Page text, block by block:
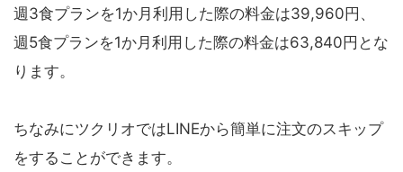
週3食プランを1か月利用した際の料金は39,960円、
週5食プランを1か月利用した際の料金は63,840円とな
ります。
ちなみにツクリオではLINEから簡単に注文のスキップ
をすることができます。